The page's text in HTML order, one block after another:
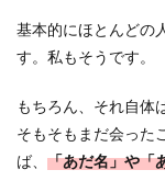
基本的にほとんどの
す。私もそうです。
もちろん、それ自体
そもそもまだ会った
ば、 「あだ名」や「